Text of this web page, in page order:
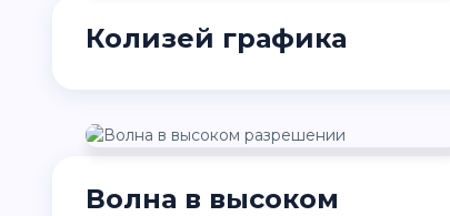
Колизей графика
Волна в высоком